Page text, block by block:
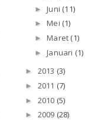
►Juni (11)
►Mei (1)
►Maret (1)
►Januari (1)
► 2013 (3)
► 2011 (7)
► 2010 (5)
► 2009 (28)